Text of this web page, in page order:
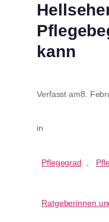
kann
Verfasst am8.
in
Pflegegrad
Ratgeberinnen